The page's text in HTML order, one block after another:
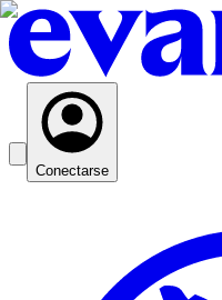
Conectarse